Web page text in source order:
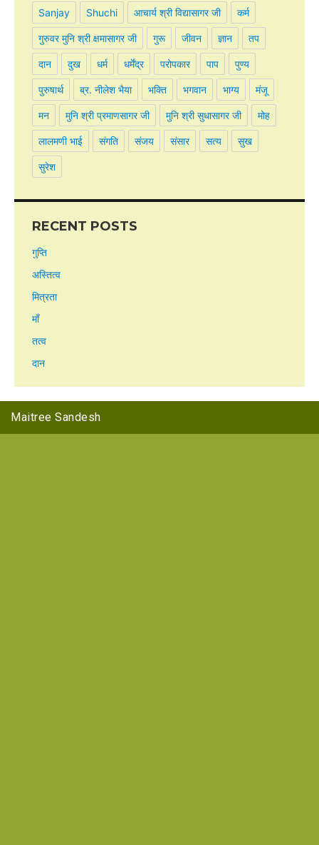
Sanjay Shuchi आचार्य श्री विद्यासागर जी कर्म
गुरुवर मुनि श्री क्षमासागर जी गुरू जीवन ज्ञान तप
दान दुख धर्म धर्मेंद्र परोपकार पाप पुण्य
पुरुषार्थ ब्र. नीलेश भैया भक्ति भगवान भाग्य मंजू
मन मुनि श्री प्रमाणसागर जी मुनि श्री सुधासागर जी मोह
लालमणी भाई संगति संजय संसार सत्य सुख
सुरेश
RECENT POSTS
गुप्ति
अस्तित्व
मित्रता
माँ
तत्व
दान
Maitree Sandesh